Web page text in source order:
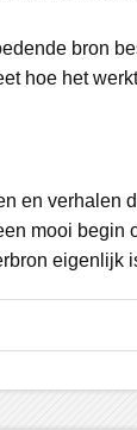
bron
hoe het
en verhalen
mooi begin
eigenlijk